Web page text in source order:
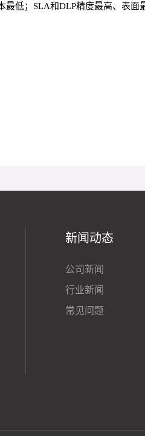
低；SLA和DLP精度最高、表面
新闻动态
公司新闻
行业新闻
常见问题